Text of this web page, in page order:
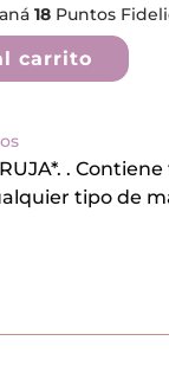
18Puntos
carrito
.
tipo de